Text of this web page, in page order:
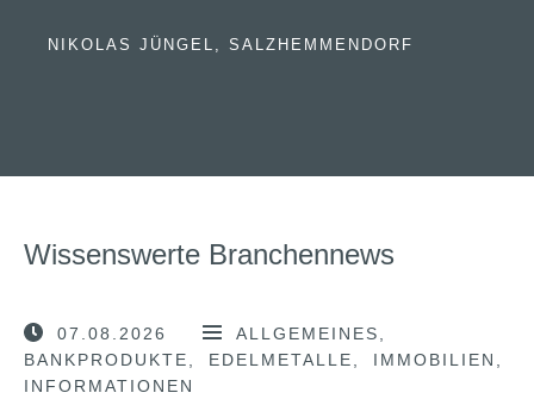
NIKOLAS JÜNGEL, SALZHEMMENDORF
Wissenswerte Branchennews
07.08.2026
ALLGEMEINES
BANKPRODUKTE
EDELMETALLE
IMMOBILIEN
INFORMATIONEN